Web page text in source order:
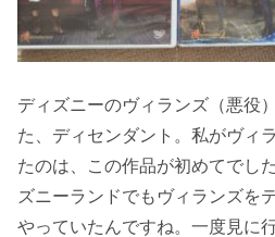
ディズニーのヴィランズ（悪役
た、ディセンダント。私がヴィ
たのは、この作品が初めてでし
ズニーランドでもヴィランズを
やっていたんですね。一度見に